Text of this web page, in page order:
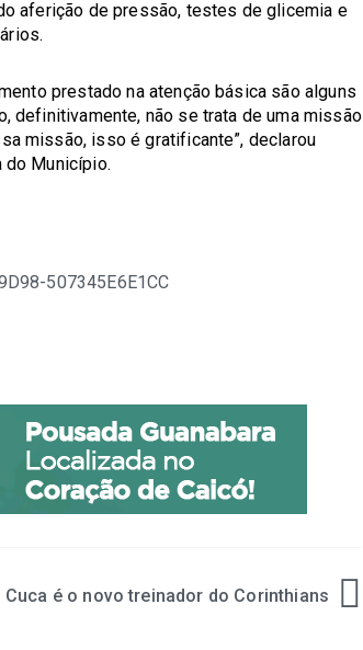
aferição de pressão, testes de glicemia e
prestado na atenção básica são alguns
definitivamente, não se trata de uma missão
missão, isso é gratificante”, declarou
do Município.
Cuca é o novo treinador do Corinthians